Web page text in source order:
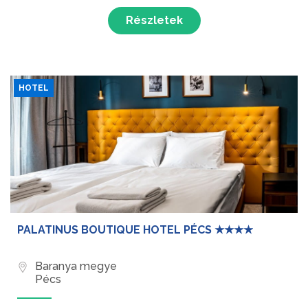
Részletek
HOTEL
PALATINUS BOUTIQUE HOTEL PÉCS ★★★★
Baranya megye
Pécs